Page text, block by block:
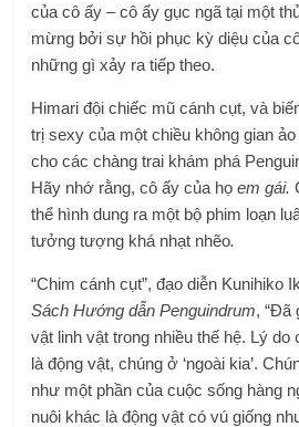
của cô ấy – cô ấy gục ngã tại một
mừng bởi sự hồi phục kỳ diệu của
những gì xảy ra tiếp theo.
Himari đội chiếc mũ cánh cụt, và
trị sexy của một chiều không gian
cho các chàng trai khám phá
Hãy nhớ rằng, cô ấy của họem gái.
thể hình dung ra một bộ phim loạn
tưởng tượng khá nhạt nhẽo.
“Chim cánh cụt”, đạo diễn Kunihiko
Sách Hướng dẫn Penguindrum, “Đã
vật linh vật trong nhiều thế hệ. Lý do
là động vật, chúng ở ‘ngoài kia’.
như một phần của cuộc sống hàng
nuôi khác là động vật có vú giống